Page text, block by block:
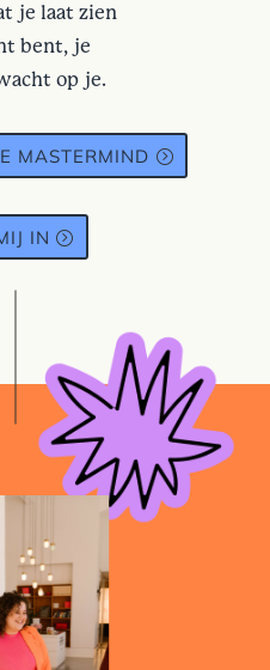
je laat zien
bent, je
op je.
MASTERMIND
IN